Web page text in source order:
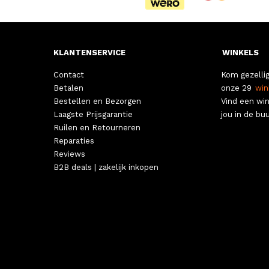
KLANTENSERVICE
Contact
Betalen
Bestellen en Bezorgen
Laagste Prijsgarantie
Ruilen en Retourneren
Reparaties
Reviews
B2B deals | zakelijk inkopen
WINKELS
Kom
onze 29
Vind een
jou in de